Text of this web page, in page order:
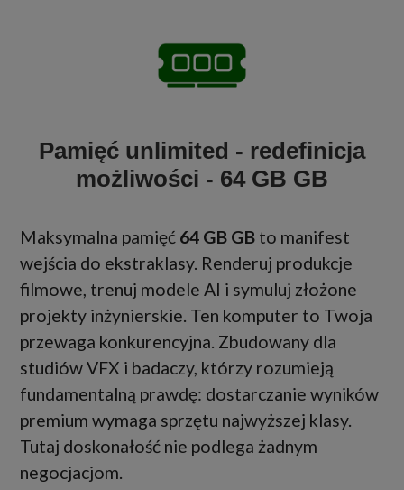
Pamięć unlimited - redefinicja
możliwości - 64 GB GB
Maksymalna pamięć 64 GB GB to manifest
wejścia do ekstraklasy. Renderuj produkcje
filmowe, trenuj modele AI i symuluj złożone
projekty inżynierskie. Ten komputer to Twoja
przewaga konkurencyjna. Zbudowany dla
studiów VFX i badaczy, którzy rozumieją
fundamentalną prawdę: dostarczanie wyników
premium wymaga sprzętu najwyższej klasy.
Tutaj doskonałość nie podlega żadnym
negocjacjom.